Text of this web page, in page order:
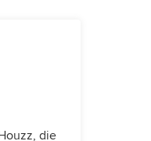
die